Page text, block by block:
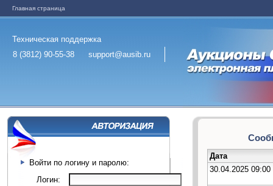
Главная страница
Техническая поддержка
8 (3812) 90-55-38
support@ausib.ru
Войти по логину и паролю:
Логин:
Дата
30.04.2025 09:00